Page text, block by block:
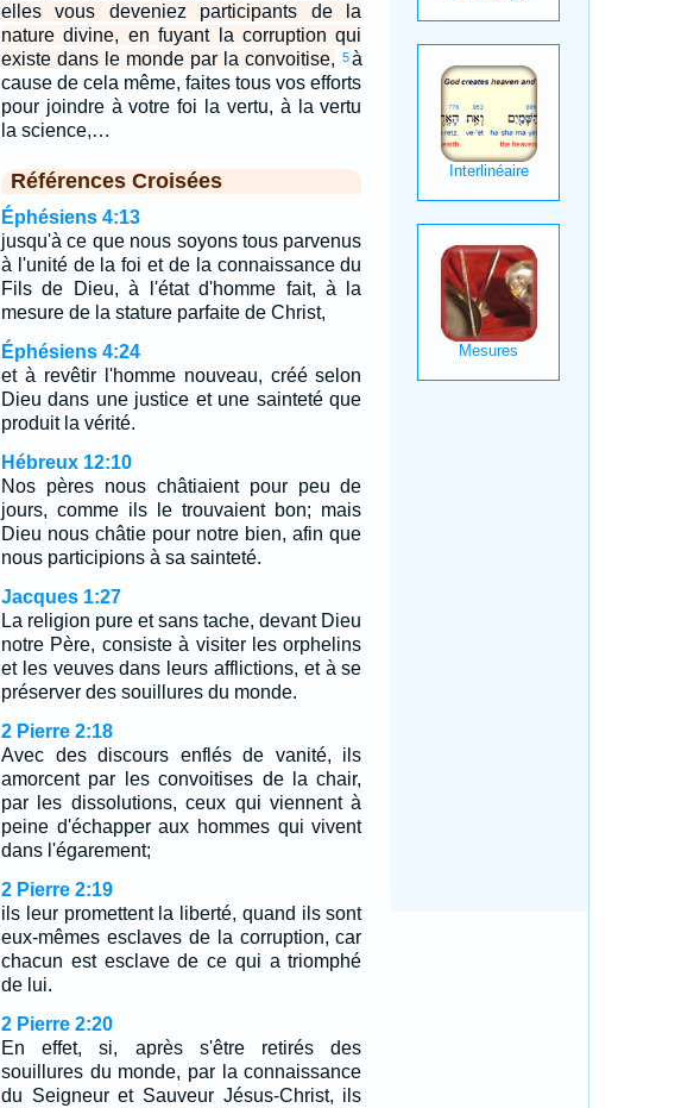
elles vous deveniez participants de la
nature divine, en fuyant la corruption qui
existe dans le monde par la convoitise, 5 à
cause de cela même, faites tous vos efforts
pour joindre à votre foi la vertu, à la vertu
la science,…
Références Croisées
Éphésiens 4:13
jusqu'à ce que nous soyons tous parvenus
à l'unité de la foi et de la connaissance du
Fils de Dieu, à l'état d'homme fait, à la
mesure de la stature parfaite de Christ,
Éphésiens 4:24
et à revêtir l'homme nouveau, créé selon
Dieu dans une justice et une sainteté que
produit la vérité.
Hébreux 12:10
Nos pères nous châtiaient pour peu de
jours, comme ils le trouvaient bon; mais
Dieu nous châtie pour notre bien, afin que
nous participions à sa sainteté.
Jacques 1:27
La religion pure et sans tache, devant Dieu
notre Père, consiste à visiter les orphelins
et les veuves dans leurs afflictions, et à se
préserver des souillures du monde.
2 Pierre 2:18
Avec des discours enflés de vanité, ils
amorcent par les convoitises de la chair,
par les dissolutions, ceux qui viennent à
peine d'échapper aux hommes qui vivent
dans l'égarement;
2 Pierre 2:19
ils leur promettent la liberté, quand ils sont
eux-mêmes esclaves de la corruption, car
chacun est esclave de ce qui a triomphé
de lui.
2 Pierre 2:20
En effet, si, après s'être retirés des
souillures du monde, par la connaissance
du Seigneur et Sauveur Jésus-Christ, ils